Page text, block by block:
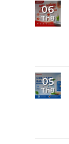
06
Th8
05
Th8